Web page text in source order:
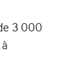
3 000